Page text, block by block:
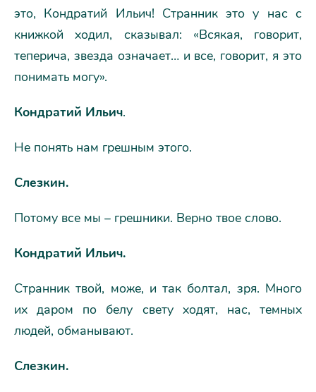
это, Кондратий Ильич! Странник это у нас с
книжкой ходил, сказывал: «Всякая, говорит,
теперича, звезда означает… и все, говорит, я это
понимать могу».
Кондратий Ильич.
Не понять нам грешным этого.
Слезкин.
Потому все мы – грешники. Верно твое слово.
Кондратий Ильич.
Странник твой, може, и так болтал, зря. Много
их даром по белу свету ходят, нас, темных
людей, обманывают.
Слезкин.